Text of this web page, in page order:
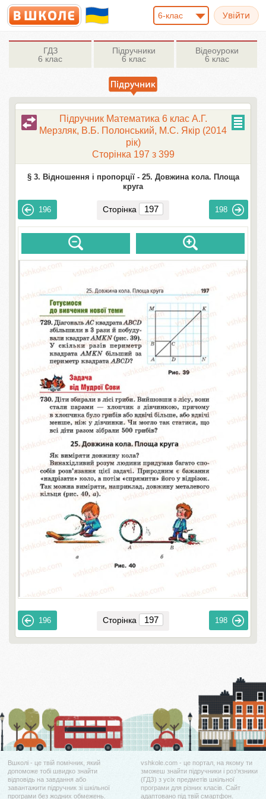
6-клас
ГДЗ
6 клас
Підручники
6 клас
Відеоуроки
6 клас
Підручник Математика 6 клас А.Г.
Мерзляк, В.Б. Полонський, М.С. Якір (2014
рік)
Сторінка 197 з 399
§ 3. Відношення і пропорції - 25. Довжина кола. Площа
круга
196 Сторінка 198
196 Сторінка 198
Вшколі - це твій помічник, який
допоможе тобі швидко знайти
відповідь на завдання або
завантажити підручник зі шкільної
програми без жодних обмежень.
vshkole.com - це портал, на якому ти
зможеш знайти підручники і роз'язники
(ГДЗ) з усіх предметів шкільної
програми для різних класів. Сайт
адаптовано під твій смартфон.